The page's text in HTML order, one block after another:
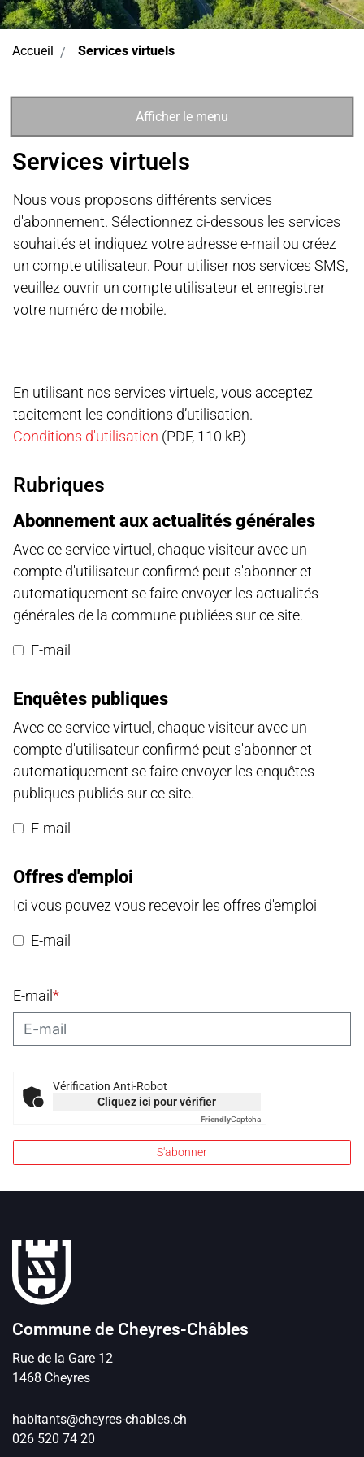
Accueil Services virtuels(sélectionné)
Afficher le menu
Services virtuels
Nous vous proposons différents services
d'abonnement. Sélectionnez ci-dessous les services
souhaités et indiquez votre adresse e-mail ou créez
un compte utilisateur. Pour utiliser nos services SMS,
veuillez ouvrir un compte utilisateur et enregistrer
votre numéro de mobile.
En utilisant nos services virtuels, vous acceptez
tacitement les conditions d’utilisation.
Conditions d'utilisation (PDF, 110 kB)
Rubriques
Abonnement aux actualités générales
Avec ce service virtuel, chaque visiteur avec un
compte d'utilisateur confirmé peut s'abonner et
automatiquement se faire envoyer les actualités
générales de la commune publiées sur ce site.
E-mail
Enquêtes publiques
Avec ce service virtuel, chaque visiteur avec un
compte d'utilisateur confirmé peut s'abonner et
automatiquement se faire envoyer les enquêtes
publiques publiés sur ce site.
E-mail
Offres d'emploi
Ici vous pouvez vous recevoir les offres d'emploi
E-mail
E-mail *
Vérification Anti-Robot
Cliquez ici pour vérifier
FriendlyCaptcha
S'abonner
Commune de Cheyres-Châbles
Rue de la Gare 12
1468 Cheyres
habitants@cheyres-chables.ch
026 520 74 20